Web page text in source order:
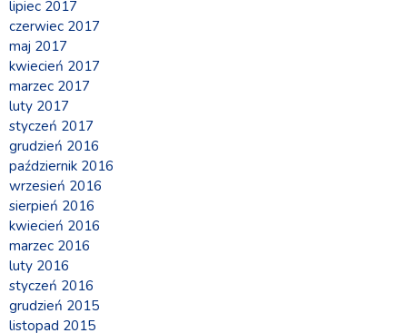
lipiec 2017
czerwiec 2017
maj 2017
kwiecień 2017
marzec 2017
luty 2017
styczeń 2017
grudzień 2016
październik 2016
wrzesień 2016
sierpień 2016
kwiecień 2016
marzec 2016
luty 2016
styczeń 2016
grudzień 2015
listopad 2015